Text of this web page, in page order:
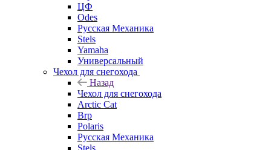
ЦФ
Odes
Русская Механика
Stels
Yamaha
Универсальный
Чехол для снегохода
Назад
Чехол для снегохода
Arctic Cat
Brp
Polaris
Русская Механика
Stels